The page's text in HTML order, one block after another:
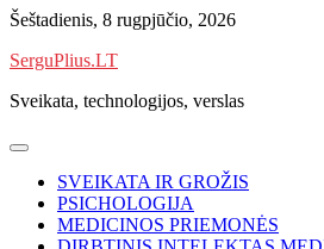
Skip
content
Šeštadienis, 8 rugpjūčio, 2026
SerguPlius.LT
Sveikata, technologijos, verslas
SVEIKATA IR GROŽIS
PSICHOLOGIJA
MEDICINOS PRIEMONĖS